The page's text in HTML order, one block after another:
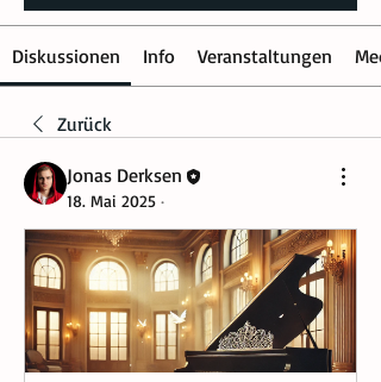
Diskussionen Info Veranstaltungen
Zurück
Jonas Derksen
18. Mai 2025 ·